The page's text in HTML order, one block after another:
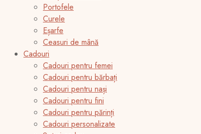
Portofele
Curele
Eșarfe
Ceasuri de mână
Cadouri
Cadouri pentru femei
Cadouri pentru bărbați
Cadouri pentru nași
Cadouri pentru fini
Cadouri pentru părinți
Cadouri personalizate